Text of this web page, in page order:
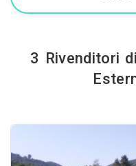
3 Rivenditori